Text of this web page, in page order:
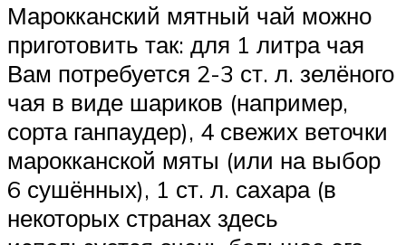
Марокканский мятный чай можно
приготовить так: для 1 литра чая
Вам потребуется 2-3 ст. л. зелёного
чая в виде шариков (например,
сорта ганпаудер), 4 свежих веточки
марокканской мяты (или на выбор
6 сушённых), 1 ст. л. сахара (в
некоторых странах здесь